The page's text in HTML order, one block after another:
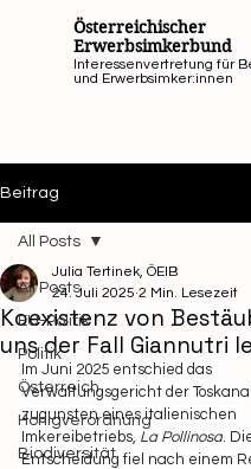
Österreichischer
Erwerbsimkerbund
Interessenvertretung für
und Erwerbsimker:innen
Beitrag
All Posts
EU-Politik
Politik
Österreich
Honigverordnung
Biodiversität
All Posts
Koexistenz von
uns der Fall Giannutri
Julia Tertinek, ÖEIB
24. Juli 2025 2 Min. Lesezeit
Im Juni 2025 entschied das
Verwaltungsgericht der
zugunsten eines italienischen
Imkereibetriebs, La Pollinosa.
Entscheidung fiel nach einem